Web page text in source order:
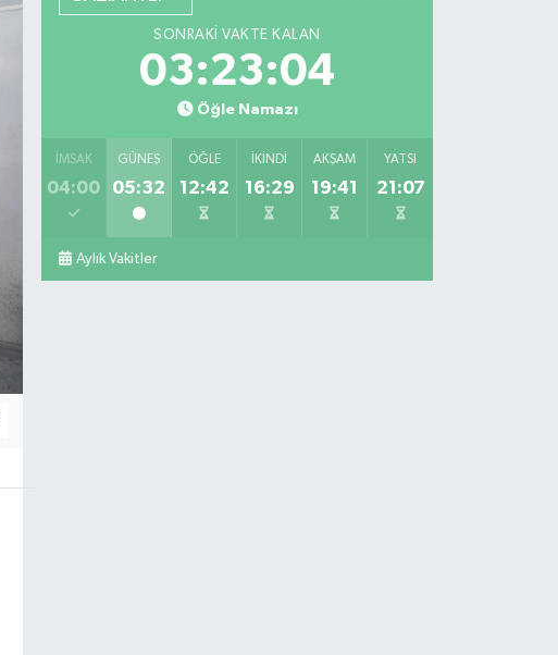
SONRAKI VAKTE KALAN
03:23:02
Öğle Namazı
İMSAK
04:00
GÜNEŞ
05:32
ÖĞLE
12:42
İKINDI
16:29
AKŞAM
19:41
YATSI
21:07
Aylık Vakitler